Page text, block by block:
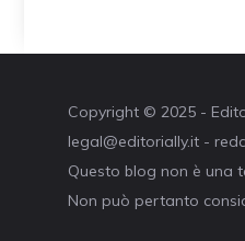
Copyright © 2025 -
legal@editorially.it -
Questo blog non è una
Non può pertanto